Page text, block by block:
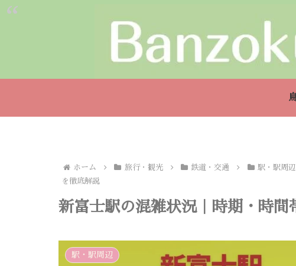
ホーム 旅行・観光 鉄道・交通 駅・駅周辺
を徹底解説
新富士駅の混雑状況｜時期・時間
駅・駅周辺